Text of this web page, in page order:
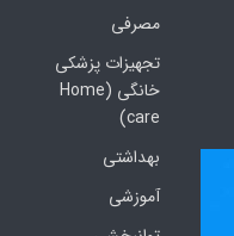
مصرفی
تجهیزات پزشکی
خانگی (Home
care)
بهداشتی
آموزشی